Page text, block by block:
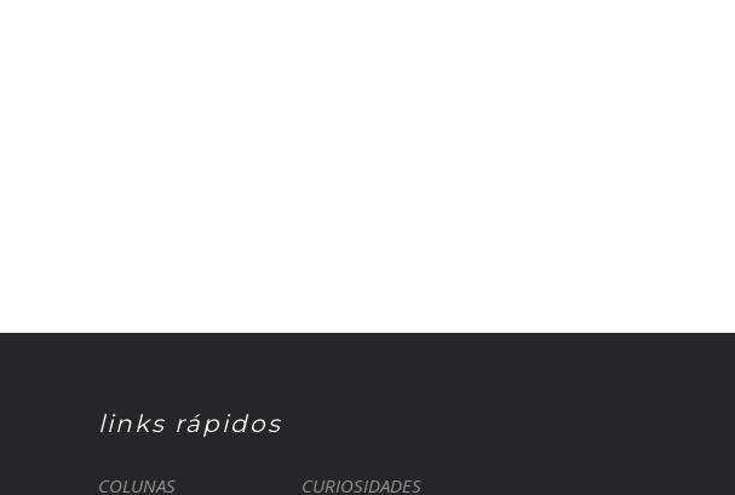
links rápidos
COLUNAS
CURIOSIDADES